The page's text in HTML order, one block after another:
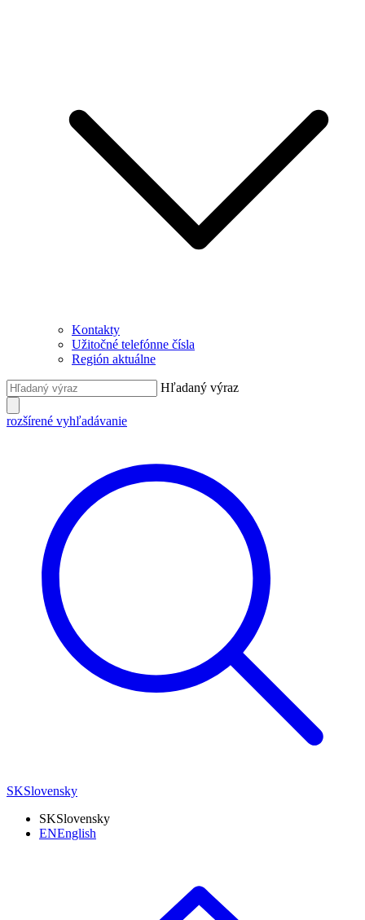
Kontakty
Užitočné telefónne čísla
Región aktuálne
Hľadaný výraz
rozšírené vyhľadávanie
SKSlovensky
SKSlovensky
ENEnglish